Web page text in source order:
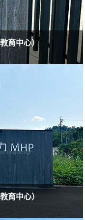
育中心）
育中心）